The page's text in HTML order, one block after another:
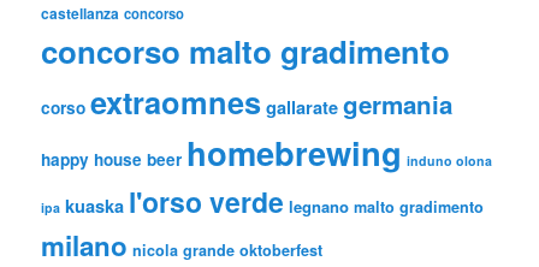
castellanza concorso
concorso malto gradimento
corso extraomnes gallarate germania
happy house beer homebrewing induno olona
ipa kuaska l'orso verde legnano malto gradimento
milano nicola grande oktoberfest